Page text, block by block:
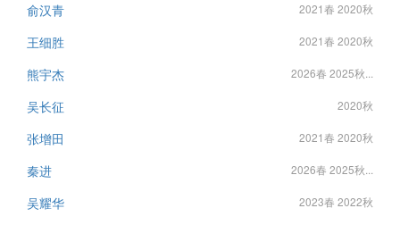
俞汉青 2021春 2020秋
王细胜 2021春 2020秋
熊宇杰 2026春 2025秋...
吴长征 2020秋
张增田 2021春 2020秋
秦进 2026春 2025秋...
吴耀华 2023春 2022秋